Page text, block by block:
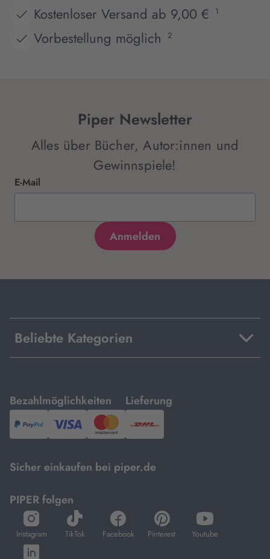
Kostenloser Versand ab 9,00 €
1
Vorbestellung möglich 2
Piper Newsletter
Alles über Bücher, Autor:innen und
Gewinnspiele!
E-Mail
Beliebte Kategorien
Bezahlmöglichkeiten
mit
PayPal,Visa
und
Lieferung
mit
DHL.
Sicher einkaufen bei piper.de
PIPER folgen
Instagram
öffnet
in
neuem
TikTok
öffnet
in
Facebook
öffnet
in
Pinterest
öffnet
in
Youtube
öffnet
in
öffnet